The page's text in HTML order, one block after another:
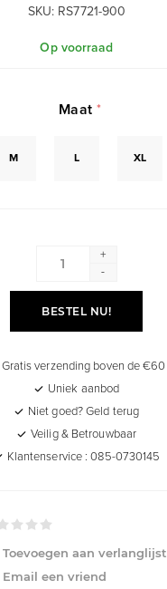
SKU: RS7721-900
Op voorraad
Maat*
M L XL
+
-
BESTEL NU!
Gratis verzending boven de €60
Uniek aanbod
Niet goed? Geld terug
Veilig & Betrouwbaar
Klantenservice : 085-0730145
Toevoegen aan verlanglijst
Email een vriend